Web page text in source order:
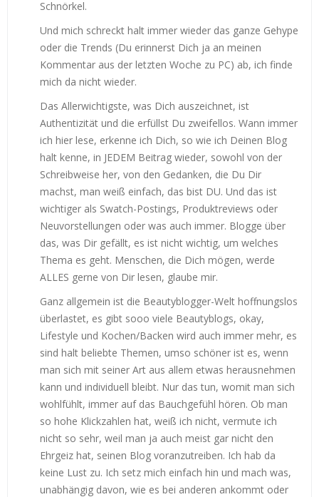
Schnörkel.
Und mich schreckt halt immer wieder das ganze Gehype
oder die Trends (Du erinnerst Dich ja an meinen
Kommentar aus der letzten Woche zu PC) ab, ich finde
mich da nicht wieder.
Das Allerwichtigste, was Dich auszeichnet, ist
Authentizität und die erfüllst Du zweifellos. Wann immer
ich hier lese, erkenne ich Dich, so wie ich Deinen Blog
halt kenne, in JEDEM Beitrag wieder, sowohl von der
Schreibweise her, von den Gedanken, die Du Dir
machst, man weiß einfach, das bist DU. Und das ist
wichtiger als Swatch-Postings, Produktreviews oder
Neuvorstellungen oder was auch immer. Blogge über
das, was Dir gefällt, es ist nicht wichtig, um welches
Thema es geht. Menschen, die Dich mögen, werde
ALLES gerne von Dir lesen, glaube mir.
Ganz allgemein ist die Beautyblogger-Welt hoffnungslos
überlastet, es gibt sooo viele Beautyblogs, okay,
Lifestyle und Kochen/Backen wird auch immer mehr, es
sind halt beliebte Themen, umso schöner ist es, wenn
man sich mit seiner Art aus allem etwas herausnehmen
kann und individuell bleibt. Nur das tun, womit man sich
wohlfühlt, immer auf das Bauchgefühl hören. Ob man
so hohe Klickzahlen hat, weiß ich nicht, vermute ich
nicht so sehr, weil man ja auch meist gar nicht den
Ehrgeiz hat, seinen Blog voranzutreiben. Ich hab da
keine Lust zu. Ich setz mich einfach hin und mach was,
unabhängig davon, wie es bei anderen ankommt oder